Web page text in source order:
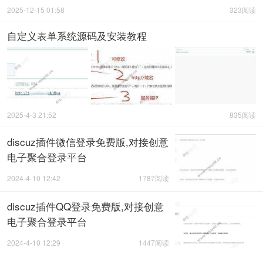
323阅读
2025-12-15 01:58
自定义表单系统源码及安装教程
835阅读
2025-4-3 21:52
discuz插件微信登录免费版,对接创意
电子聚合登录平台
1787阅读
2024-4-10 12:42
discuz插件QQ登录免费版,对接创意
电子聚合登录平台
1447阅读
2024-4-10 12:29